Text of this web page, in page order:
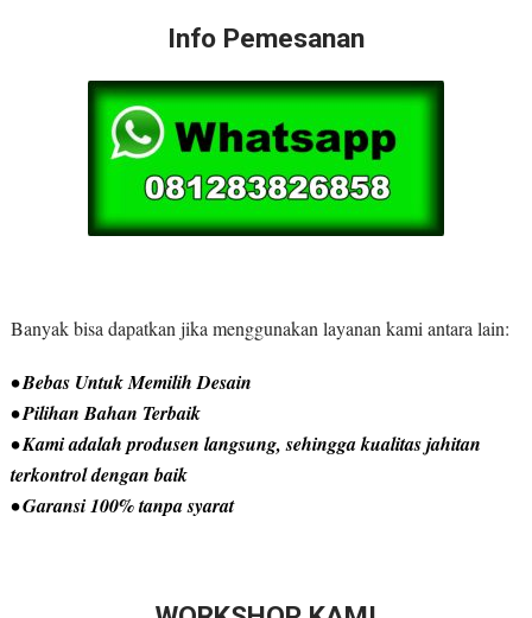
Info Pemesanan
Banyak bisa dapatkan jika menggunakan layanan kami antara lain:
• Bebas Untuk Memilih Desain
• Pilihan Bahan Terbaik
• Kami adalah produsen langsung, sehingga kualitas jahitan
terkontrol dengan baik
• Garansi 100% tanpa syarat